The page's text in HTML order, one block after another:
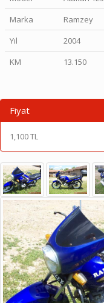
Marka
Ramzey
Yıl
2004
KM
13.150
Fiyat
1,100 TL